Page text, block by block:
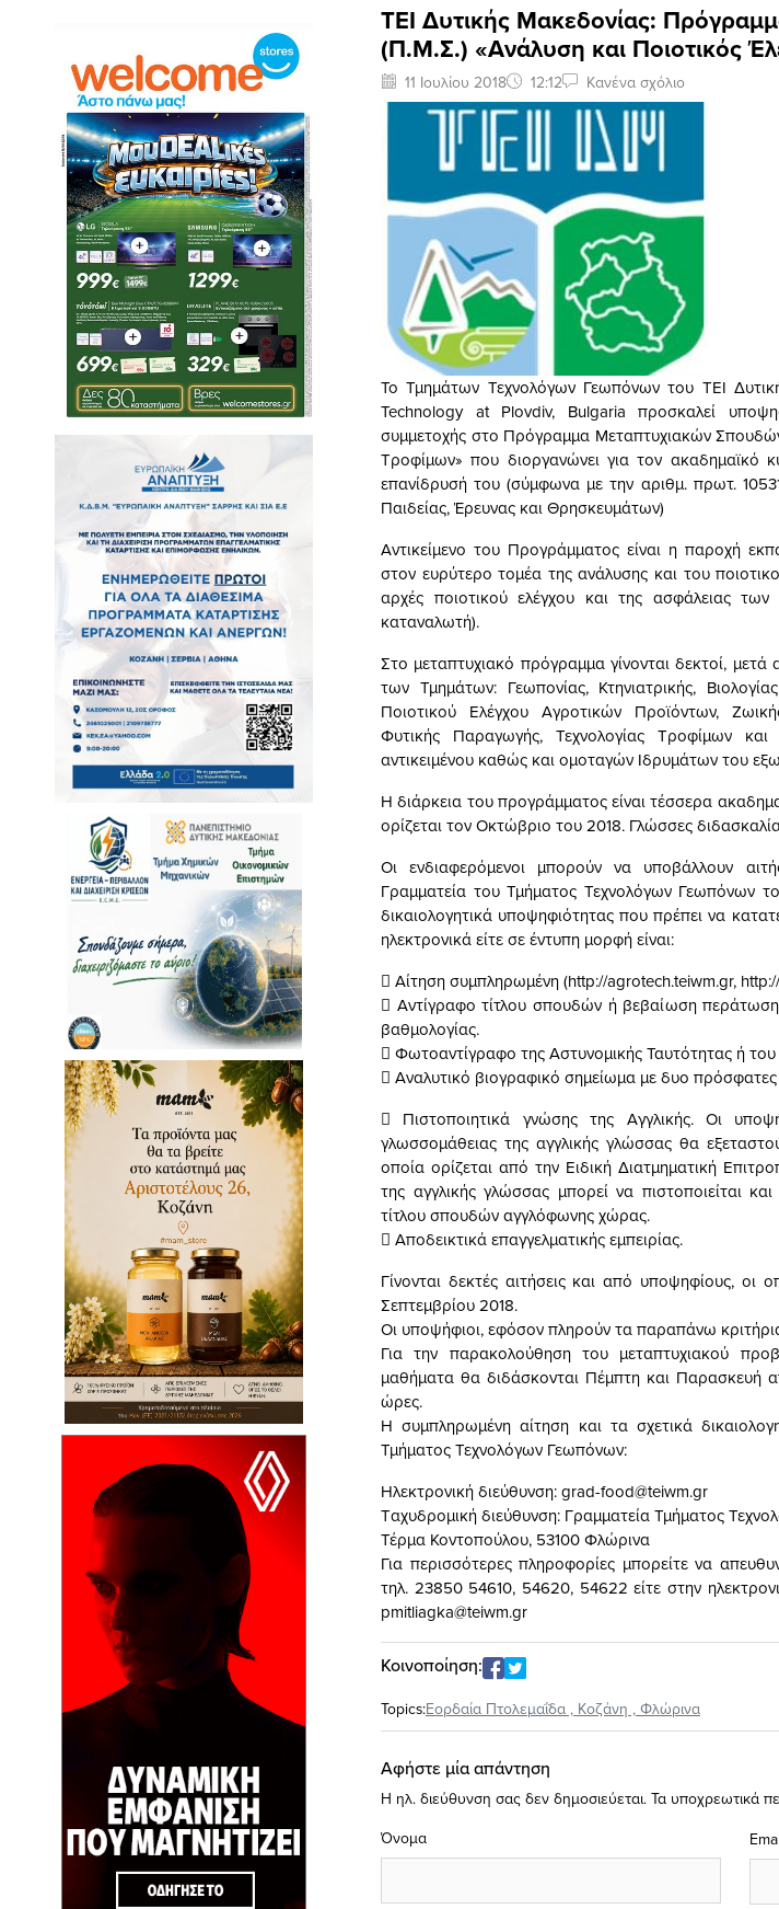
ΤΕΙ Δυτικής Μακεδονίας:
(Π.Μ.Σ.) «Ανάλυση και Ποιοτικός
11 Ιουλίου 2018 12:12 Κανένα σχόλιο
To Τμημάτων Τεχνολόγων Γεωπόνων του ΤΕΙ
Technology at Plovdiv, Bulgaria προσκαλεί
συμμετοχής στο Πρόγραμμα Μεταπτυχιακών
Τροφίμων» που διοργανώνει για τον ακαδημαϊκό
επανίδρυσή του (σύμφωνα με την αριθμ. πρωτ.
Παιδείας, Έρευνας και Θρησκευμάτων)
Αντικείμενο του Προγράμματος είναι η παροχή
στον ευρύτερο τομέα της ανάλυσης και του
αρχές ποιοτικού ελέγχου και της ασφάλειας
καταναλωτή).
Στο μεταπτυχιακό πρόγραμμα γίνονται δεκτοί,
των Τμημάτων: Γεωπονίας, Κτηνιατρικής,
Ποιοτικού Ελέγχου Αγροτικών Προϊόντων,
Φυτικής Παραγωγής, Τεχνολογίας Τροφίμων
αντικειμένου καθώς και ομοταγών Ιδρυμάτων του
Η διάρκεια του προγράμματος είναι τέσσερα
ορίζεται τον Οκτώβριο του 2018. Γλώσσες
Οι ενδιαφερόμενοι μπορούν να υποβάλλουν
Γραμματεία του Τμήματος Τεχνολόγων Γεωπόνων
δικαιολογητικά υποψηφιότητας που πρέπει να
ηλεκτρονικά είτε σε έντυπη μορφή είναι:
 Αίτηση συμπληρωμένη (http://agrotech.teiwm.gr,
 Αντίγραφο τίτλου σπουδών ή βεβαίωση
βαθμολογίας.
 Φωτοαντίγραφο της Αστυνομικής Ταυτότητας ή
 Αναλυτικό βιογραφικό σημείωμα με δυο
 Πιστοποιητικά γνώσης της Αγγλικής. Οι
γλωσσομάθειας της αγγλικής γλώσσας θα
οποία ορίζεται από την Ειδική Διατμηματική
της αγγλικής γλώσσας μπορεί να πιστοποιείται
τίτλου σπουδών αγγλόφωνης χώρας.
 Αποδεικτικά επαγγελματικής εμπειρίας.
Γίνονται δεκτές αιτήσεις και από υποψηφίους, οι
Σεπτεμβρίου 2018.
Οι υποψήφιοι, εφόσον πληρούν τα παραπάνω
Για την παρακολούθηση του μεταπτυχιακού
μαθήματα θα διδάσκονται Πέμπτη και Παρασκευή
ώρες.
Η συμπληρωμένη αίτηση και τα σχετικά
Τμήματος Τεχνολόγων Γεωπόνων:
Ηλεκτρονική διεύθυνση:grad-food@teiwm.gr
Tαχυδρομική διεύθυνση: Γραμματεία Τμήματος
Τέρμα Κοντοπούλου, 53100 Φλώρινα
Για περισσότερες πληροφορίες μπορείτε να
τηλ. 23850 54610, 54620, 54622 είτε στην
pmitliagka@teiwm.gr
Κοινοποίηση:
Topics:Εορδαία Πτολεμαΐδα , Κοζάνη , Φλώρινα
Αφήστε μία απάντηση
Η ηλ. διεύθυνση σας δεν δημοσιεύεται. Τα υποχρεωτικά
Όνομα